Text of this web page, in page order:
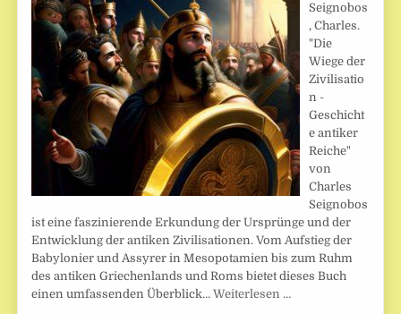
Seignobos
, Charles.
"Die
Wiege der
Zivilisatio
n -
Geschicht
e antiker
Reiche"
von
Charles
Seignobos
ist eine faszinierende Erkundung der Ursprünge und der
Entwicklung der antiken Zivilisationen. Vom Aufstieg der
Babylonier und Assyrer in Mesopotamien bis zum Ruhm
des antiken Griechenlands und Roms bietet dieses Buch
einen umfassenden Überblick…Weiterlesen …